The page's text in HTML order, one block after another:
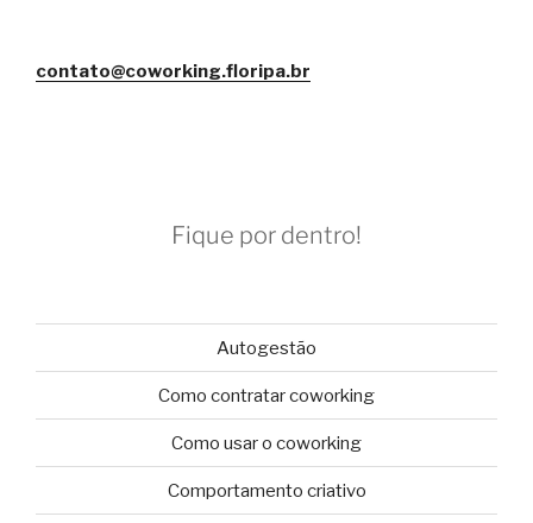
contato@coworking.floripa.br
Fique por dentro!
Autogestão
Como contratar coworking
Como usar o coworking
Comportamento criativo